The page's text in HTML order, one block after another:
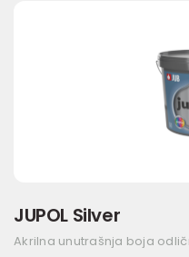
JUPOL Silver
Akrilna unutrašnja boja